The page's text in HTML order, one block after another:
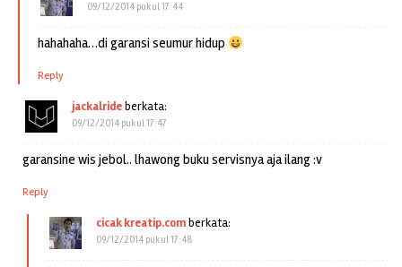
09/12/2014 pukul 17:44
hahahaha…di garansi seumur hidup
Reply
jackalrideberkata:
09/12/2014 pukul 17:47
garansine wis jebol.. lhawong buku servisnya aja ilang :v
Reply
cicak kreatip.comberkata:
09/12/2014 pukul 17:48